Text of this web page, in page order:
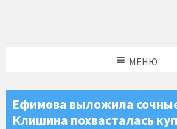
МЕНЮ
Ефимова выложила
Клишина похвасталась